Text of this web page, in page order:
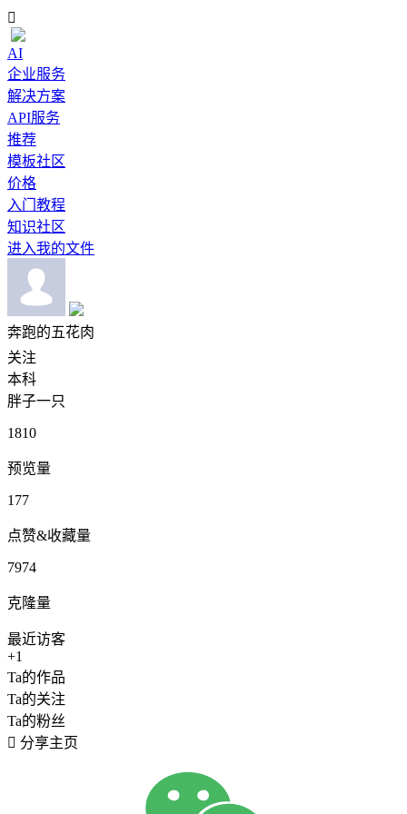

AI
企业服务
解决方案
API服务
推荐
模板社区
价格
入门教程
知识社区
进入我的文件
奔跑的五花肉
关注
本科
胖子一只
1810
预览量
177
点赞&收藏量
7974
克隆量
最近访客
+1
Ta的作品
Ta的关注
Ta的粉丝
 分享主页